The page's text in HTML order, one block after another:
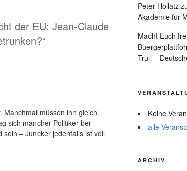
der EU: Jean-Claude
Manchmal müssen ihn gleich
sich mancher Politiker bei
– Juncker jedenfalls ist voll
Peter Hollatz
Akademie für
Macht Euch
Trull –
Keine
alle
ARCHIV